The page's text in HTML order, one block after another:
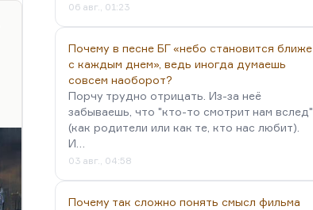
06 авг., 01:23
Почему в песне БГ «небо становится ближе
с каждым днем», ведь иногда думаешь
совсем наоборот?
Порчу трудно отрицать. Из-за неё
забываешь, что "кто-то смотрит нам вслед"
(как родители или как те, кто нас любит).
И…
03 авг., 04:58
Почему так сложно понять смысл фильма